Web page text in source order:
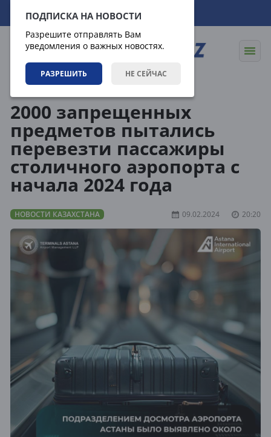
ПОДПИСКА НА НОВОСТИ
Разрешите отправлять Вам
уведомления о важных новостях.
РАЗРЕШИТЬ НЕ СЕЙЧАС
09.08.2026 19:56:58
2000 запрещенных
предметов пытались
перевезти пассажиры
столичного аэропорта с
начала 2024 года
НОВОСТИ КАЗАХСТАНА 09.02.2024 20:20